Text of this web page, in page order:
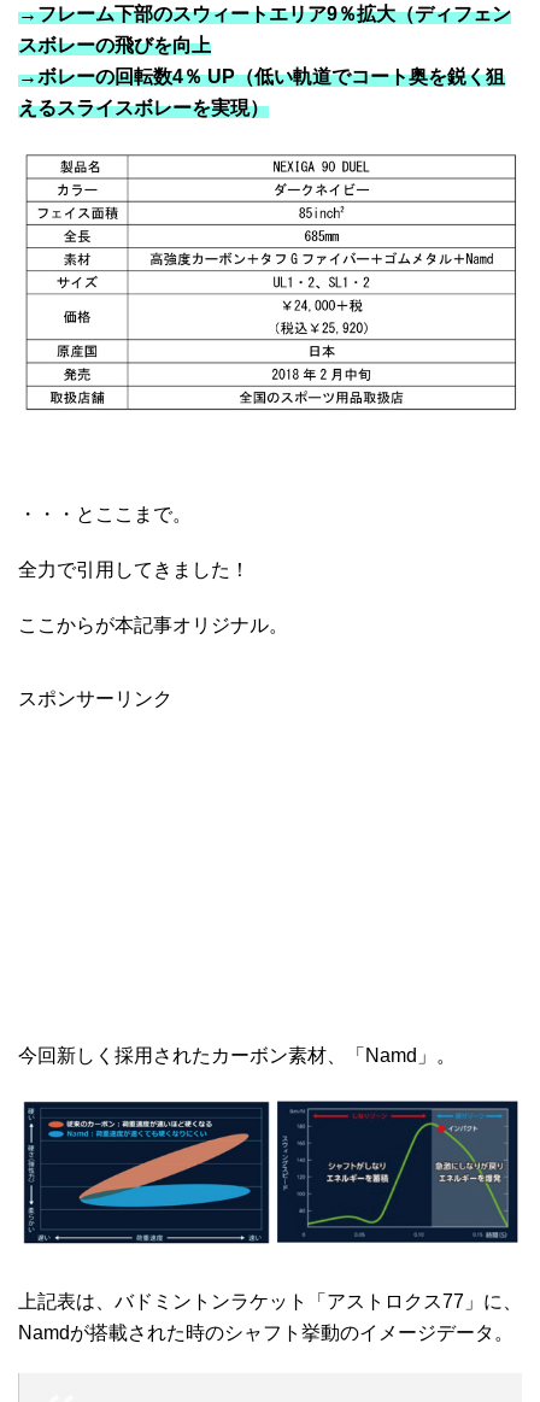
→フレーム下部のスウィートエリア9％拡大（ディフェン
スボレーの飛びを向上
→ボレーの回転数4％ UP（低い軌道でコート奥を鋭く狙
えるスライスボレーを実現）
・・・とここまで。
全力で引用してきました！
ここからが本記事オリジナル。
スポンサーリンク
今回新しく採用されたカーボン素材、「Namd」。
上記表は、バドミントンラケット「アストロクス77」に、
Namdが搭載された時のシャフト挙動のイメージデータ。